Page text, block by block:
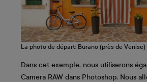
La photo de départ: Burano (près de Venise)
Dans cet exemple, nous utiliserons
Camera RAW dans Photoshop. Nous